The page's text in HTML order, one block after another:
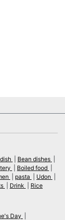
Bean dishes
Boiled food
pasta
Udon
Drink Rice
Day